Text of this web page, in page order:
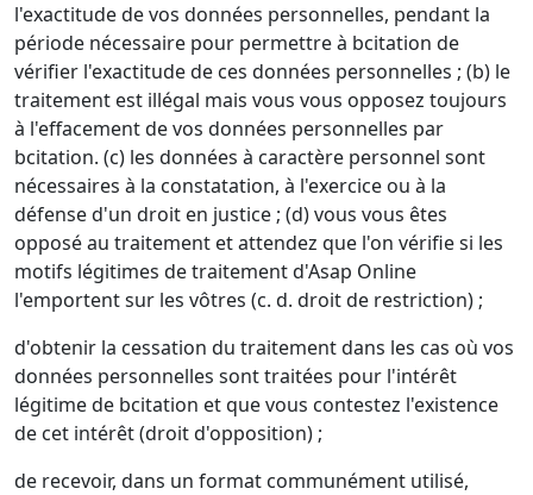
l'exactitude de vos données personnelles, pendant la
période nécessaire pour permettre à bcitation de
vérifier l'exactitude de ces données personnelles ; (b) le
traitement est illégal mais vous vous opposez toujours
à l'effacement de vos données personnelles par
bcitation. (c) les données à caractère personnel sont
nécessaires à la constatation, à l'exercice ou à la
défense d'un droit en justice ; (d) vous vous êtes
opposé au traitement et attendez que l'on vérifie si les
motifs légitimes de traitement d'Asap Online
l'emportent sur les vôtres (c. d. droit de restriction) ;
d'obtenir la cessation du traitement dans les cas où vos
données personnelles sont traitées pour l'intérêt
légitime de bcitation et que vous contestez l'existence
de cet intérêt (droit d'opposition) ;
de recevoir, dans un format communément utilisé,